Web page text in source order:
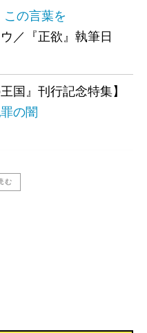
この言葉を
／『正欲』執筆日
国』刊行記念特集】
の闇
感じるレーダー
帰ってきた！
む